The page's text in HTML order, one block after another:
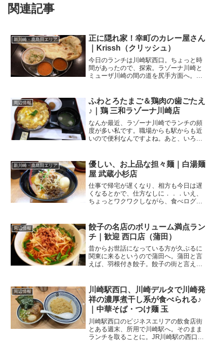
関連記事
新川崎・鹿島田エリア
正に隠れ家！幸町のカレー屋さん
｜Krissh（クリッシュ）
今日のランチは川崎駅西口。ちょっと時
間があったので、探索。ラゾーナ川崎と
ミューザ川崎の間の道を尻手方面へ。こ
ら．．．この辺りもよく行くお店だ
し．．．と通り過ぎ、さらに南...
周辺情報
ふわとろたまご＆鶏肉の歯ごたえ
♪｜鶏 三和ラゾーナ川崎店
なんか最近、ラゾーナ川崎でランチの頻
度が多い私です。職場からも駅からも近
いので便利なんですよね。あと、いろん
ATMも郵便局もあって、限られたお昼休
みの時間にアレコレで...
新川崎・鹿島田エリア
優しい、お上品な担々麺｜白湯麺
屋 武蔵小杉店
仕事で帰宅が遅くなり、相方も今日は遅
くなるとかで、仕方なしに．．．いえ、
ちょっとワクワクしながら、食べログ活
んですけど、今日はもう一駅乗っていっ
て、向河原へ。向河原の改...
周辺情報
餃子の名店のボリューム満点ラン
チ｜歓迎 西口店（蒲田）
昔からお世話になっている方が久ぶるに
関東に来るというので蒲田へ。蒲田と言
えば、羽根付き餃子。餃子の街と言え
から羽根付き餃子を提供している蒲田の
街も、昨今のB級グルメブー...
周辺情報
川崎駅西口、川崎デルタで川崎発
祥の濃厚煮干し系が食べられる♪
｜中華そば・つけ麺 玉
川崎駅西口のビジネスエリアの飲食店街
とある週末、所用で川崎駅へ。そのまま
ランチを取ることに。JR川崎駅の西口、